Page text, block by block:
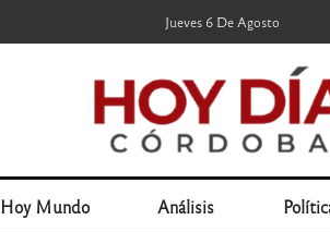
Jueves 6 De Agosto
Hoy Mundo Análisis